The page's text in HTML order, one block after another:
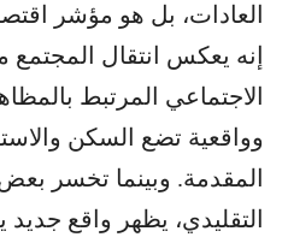
العادات، بل هو مؤشر
إنه يعكس انتقال المجتمع
الاجتماعي المرتبط
وواقعية تضع السكن
المقدمة. وبينما تخسر
التقليدي، يظهر واقع